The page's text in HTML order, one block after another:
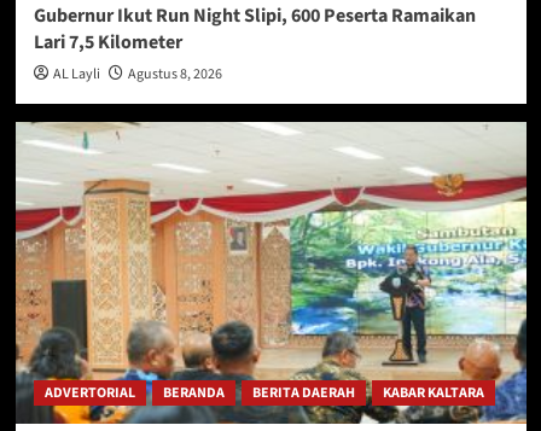
Gubernur Ikut Run Night Slipi, 600 Peserta Ramaikan
Lari 7,5 Kilometer
AL Layli Agustus 8, 2026
ADVERTORIAL BERANDA BERITA DAERAH KABAR KALTARA